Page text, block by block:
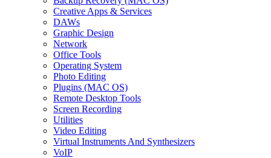
Creative Apps & Services
DAWs
Graphic Design
Network
Office Tools
Operating System
Photo Editing
Plugins (MAC OS)
Remote Desktop Tools
Screen Recording
Utilities
Video Editing
Virtual Instruments And Synthesizers
VoIP